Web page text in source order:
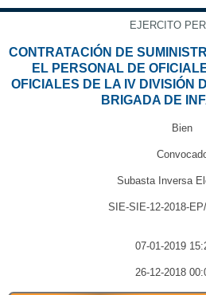
EJERCITO
CONTRATACIÓN DE
EL PERSONAL DE
OFICIALES DE LA IV DIVISIÓN
BRIGADA DE
Bien
Subasta Inversa
SIE-SIE-12-2018-
07-01-2019
26-12-2018